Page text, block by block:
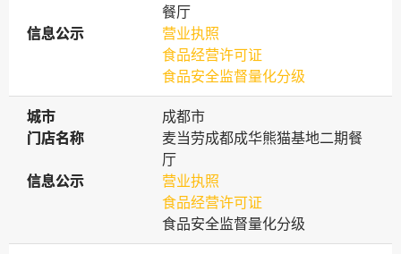
餐厅
信息公示
信息公示
营业执照
食品经营许可证
食品安全监督量化分级
城市
城市
成都市
门店名称
门店名称
麦当劳成都成华熊猫基地二期餐
厅
信息公示
信息公示
营业执照
食品经营许可证
食品安全监督量化分级